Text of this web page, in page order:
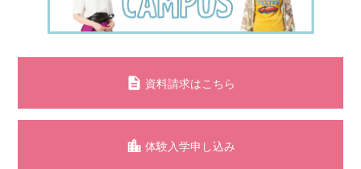
資料請求はこちら
体験入学申し込み